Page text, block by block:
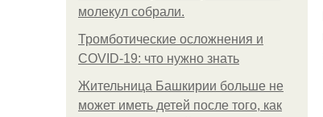
молекул собрали.
Тромботические осложнения и
COVID-19: что нужно знать
Жительница Башкирии больше не
может иметь детей после того, как